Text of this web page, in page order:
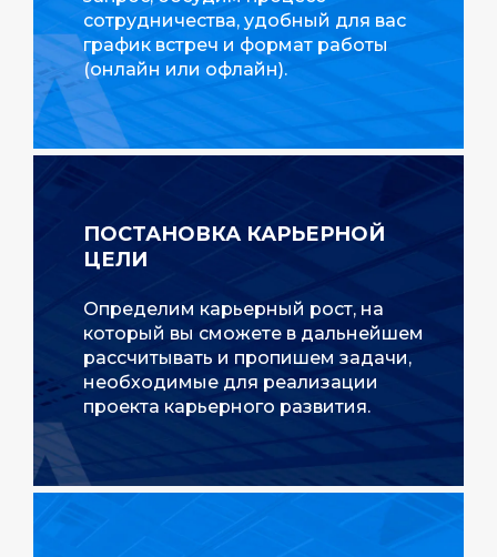
сотрудничества, удобный для вас
график встреч и формат работы
(онлайн или офлайн).
ПОСТАНОВКА КАРЬЕРНОЙ
ЦЕЛИ
Определим карьерный рост, на
который вы сможете в дальнейшем
рассчитывать и пропишем задачи,
необходимые для реализации
проекта карьерного развития.